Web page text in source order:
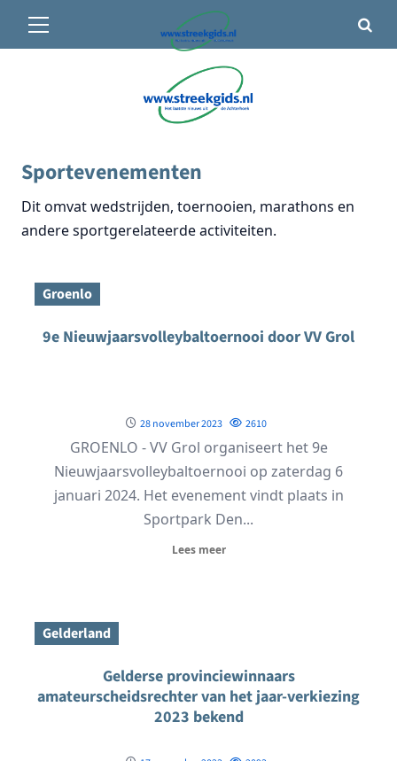
29°C• Vandaag 10° / 30°
menu
Sportevenementen
Dit omvat wedstrijden, toernooien, marathons en
andere sportgerelateerde activiteiten.
Groenlo
9e Nieuwjaarsvolleybaltoernooi door VV Grol
28 november 2023 2610
GROENLO - VV Grol organiseert het 9e
Nieuwjaarsvolleybaltoernooi op zaterdag 6
januari 2024. Het evenement vindt plaats in
Sportpark Den...
Lees meer
Gelderland
Gelderse provinciewinnaars
amateurscheidsrechter van het jaar-verkiezing
2023 bekend